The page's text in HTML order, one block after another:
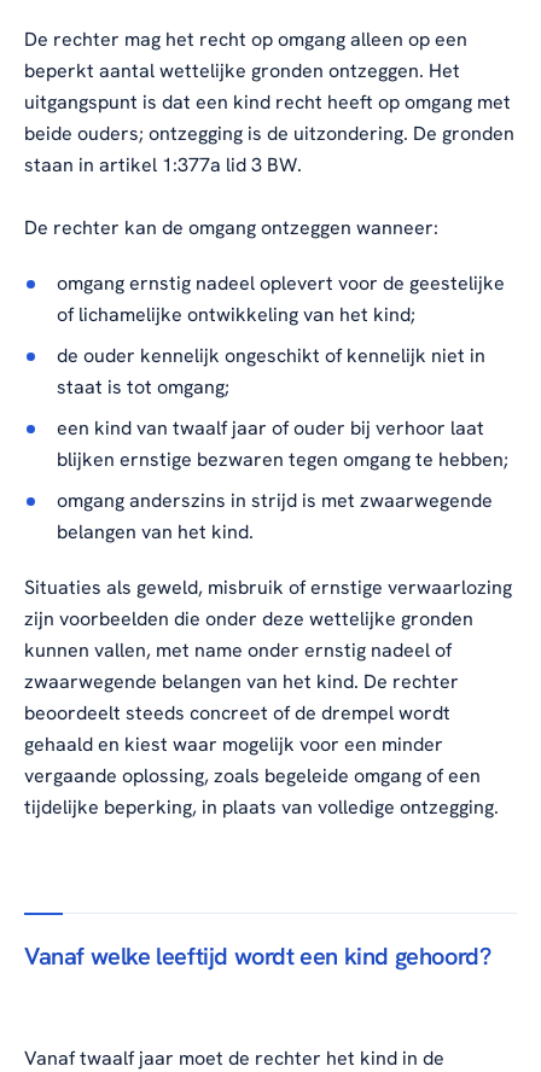
De rechter mag het recht op omgang alleen op een
beperkt aantal wettelijke gronden ontzeggen. Het
uitgangspunt is dat een kind recht heeft op omgang met
beide ouders; ontzegging is de uitzondering. De gronden
staan in artikel 1:377a lid 3 BW.
De rechter kan de omgang ontzeggen wanneer:
omgang ernstig nadeel oplevert voor de geestelijke
of lichamelijke ontwikkeling van het kind;
de ouder kennelijk ongeschikt of kennelijk niet in
staat is tot omgang;
een kind van twaalf jaar of ouder bij verhoor laat
blijken ernstige bezwaren tegen omgang te hebben;
omgang anderszins in strijd is met zwaarwegende
belangen van het kind.
Situaties als geweld, misbruik of ernstige verwaarlozing
zijn voorbeelden die onder deze wettelijke gronden
kunnen vallen, met name onder ernstig nadeel of
zwaarwegende belangen van het kind. De rechter
beoordeelt steeds concreet of de drempel wordt
gehaald en kiest waar mogelijk voor een minder
vergaande oplossing, zoals begeleide omgang of een
tijdelijke beperking, in plaats van volledige ontzegging.
Vanaf welke leeftijd wordt een kind gehoord?
Vanaf twaalf jaar moet de rechter het kind in de